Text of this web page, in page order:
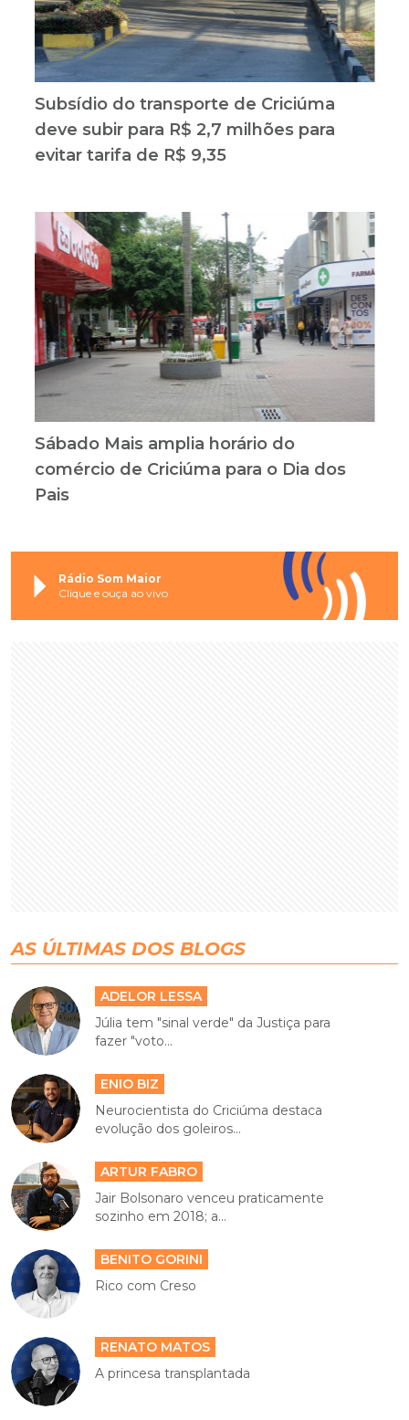
Subsídio do transporte de Criciúma
deve subir para R$ 2,7 milhões para
evitar tarifa de R$ 9,35
Sábado Mais amplia horário do
comércio de Criciúma para o Dia dos
Pais
Rádio Som Maior
Clique e ouça ao vivo
AS ÚLTIMAS DOS BLOGS
ADELOR LESSA
Júlia tem "sinal verde" da Justiça para
fazer "voto...
ENIO BIZ
Neurocientista do Criciúma destaca
evolução dos goleiros...
ARTUR FABRO
Jair Bolsonaro venceu praticamente
sozinho em 2018; a...
BENITO GORINI
Rico com Creso
RENATO MATOS
A princesa transplantada